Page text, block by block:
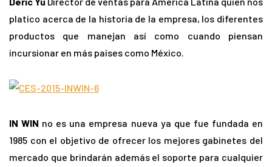
platico acerca de la historia de la empresa, los diferentes
productos que manejan así como cuando piensan
incursionar en más países como México.
IN WIN no es una empresa nueva ya que fue fundada en
1985 con el objetivo de ofrecer los mejores gabinetes del
mercado que brindarán además el soporte para cualquier